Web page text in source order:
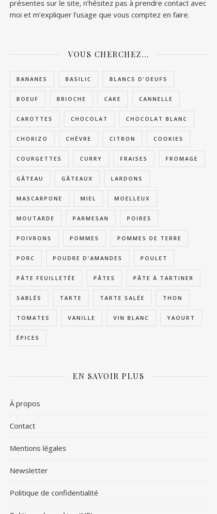
présentes sur le site, n’hésitez pas à prendre contact avec
moi et m’expliquer l’usage que vous comptez en faire.
VOUS CHERCHEZ…
BANANES BASILIC BLANCS D'OEUFS
BOEUF BRIOCHE CAKE CANNELLE
CAROTTES CHOCOLAT CHOCOLAT BLANC
CHORIZO CHÈVRE CITRON COOKIES
COURGETTES CURRY FRAISES FROMAGE
GÂTEAU GÂTEAUX LARDONS
MASCARPONE MIEL MOELLEUX
MOUTARDE PARMESAN POIRES
POIVRONS POMMES POMMES DE TERRE
PORC POUDRE D'AMANDES POULET
PÂTE FEUILLETÉE PÂTES PÂTE À TARTINER
SABLÉS TARTE TARTE SALÉE THON
TOMATES VANILLE VIN BLANC YAOURT
ÉPICES
EN SAVOIR PLUS
À propos
Contact
Mentions légales
Newsletter
Politique de confidentialité